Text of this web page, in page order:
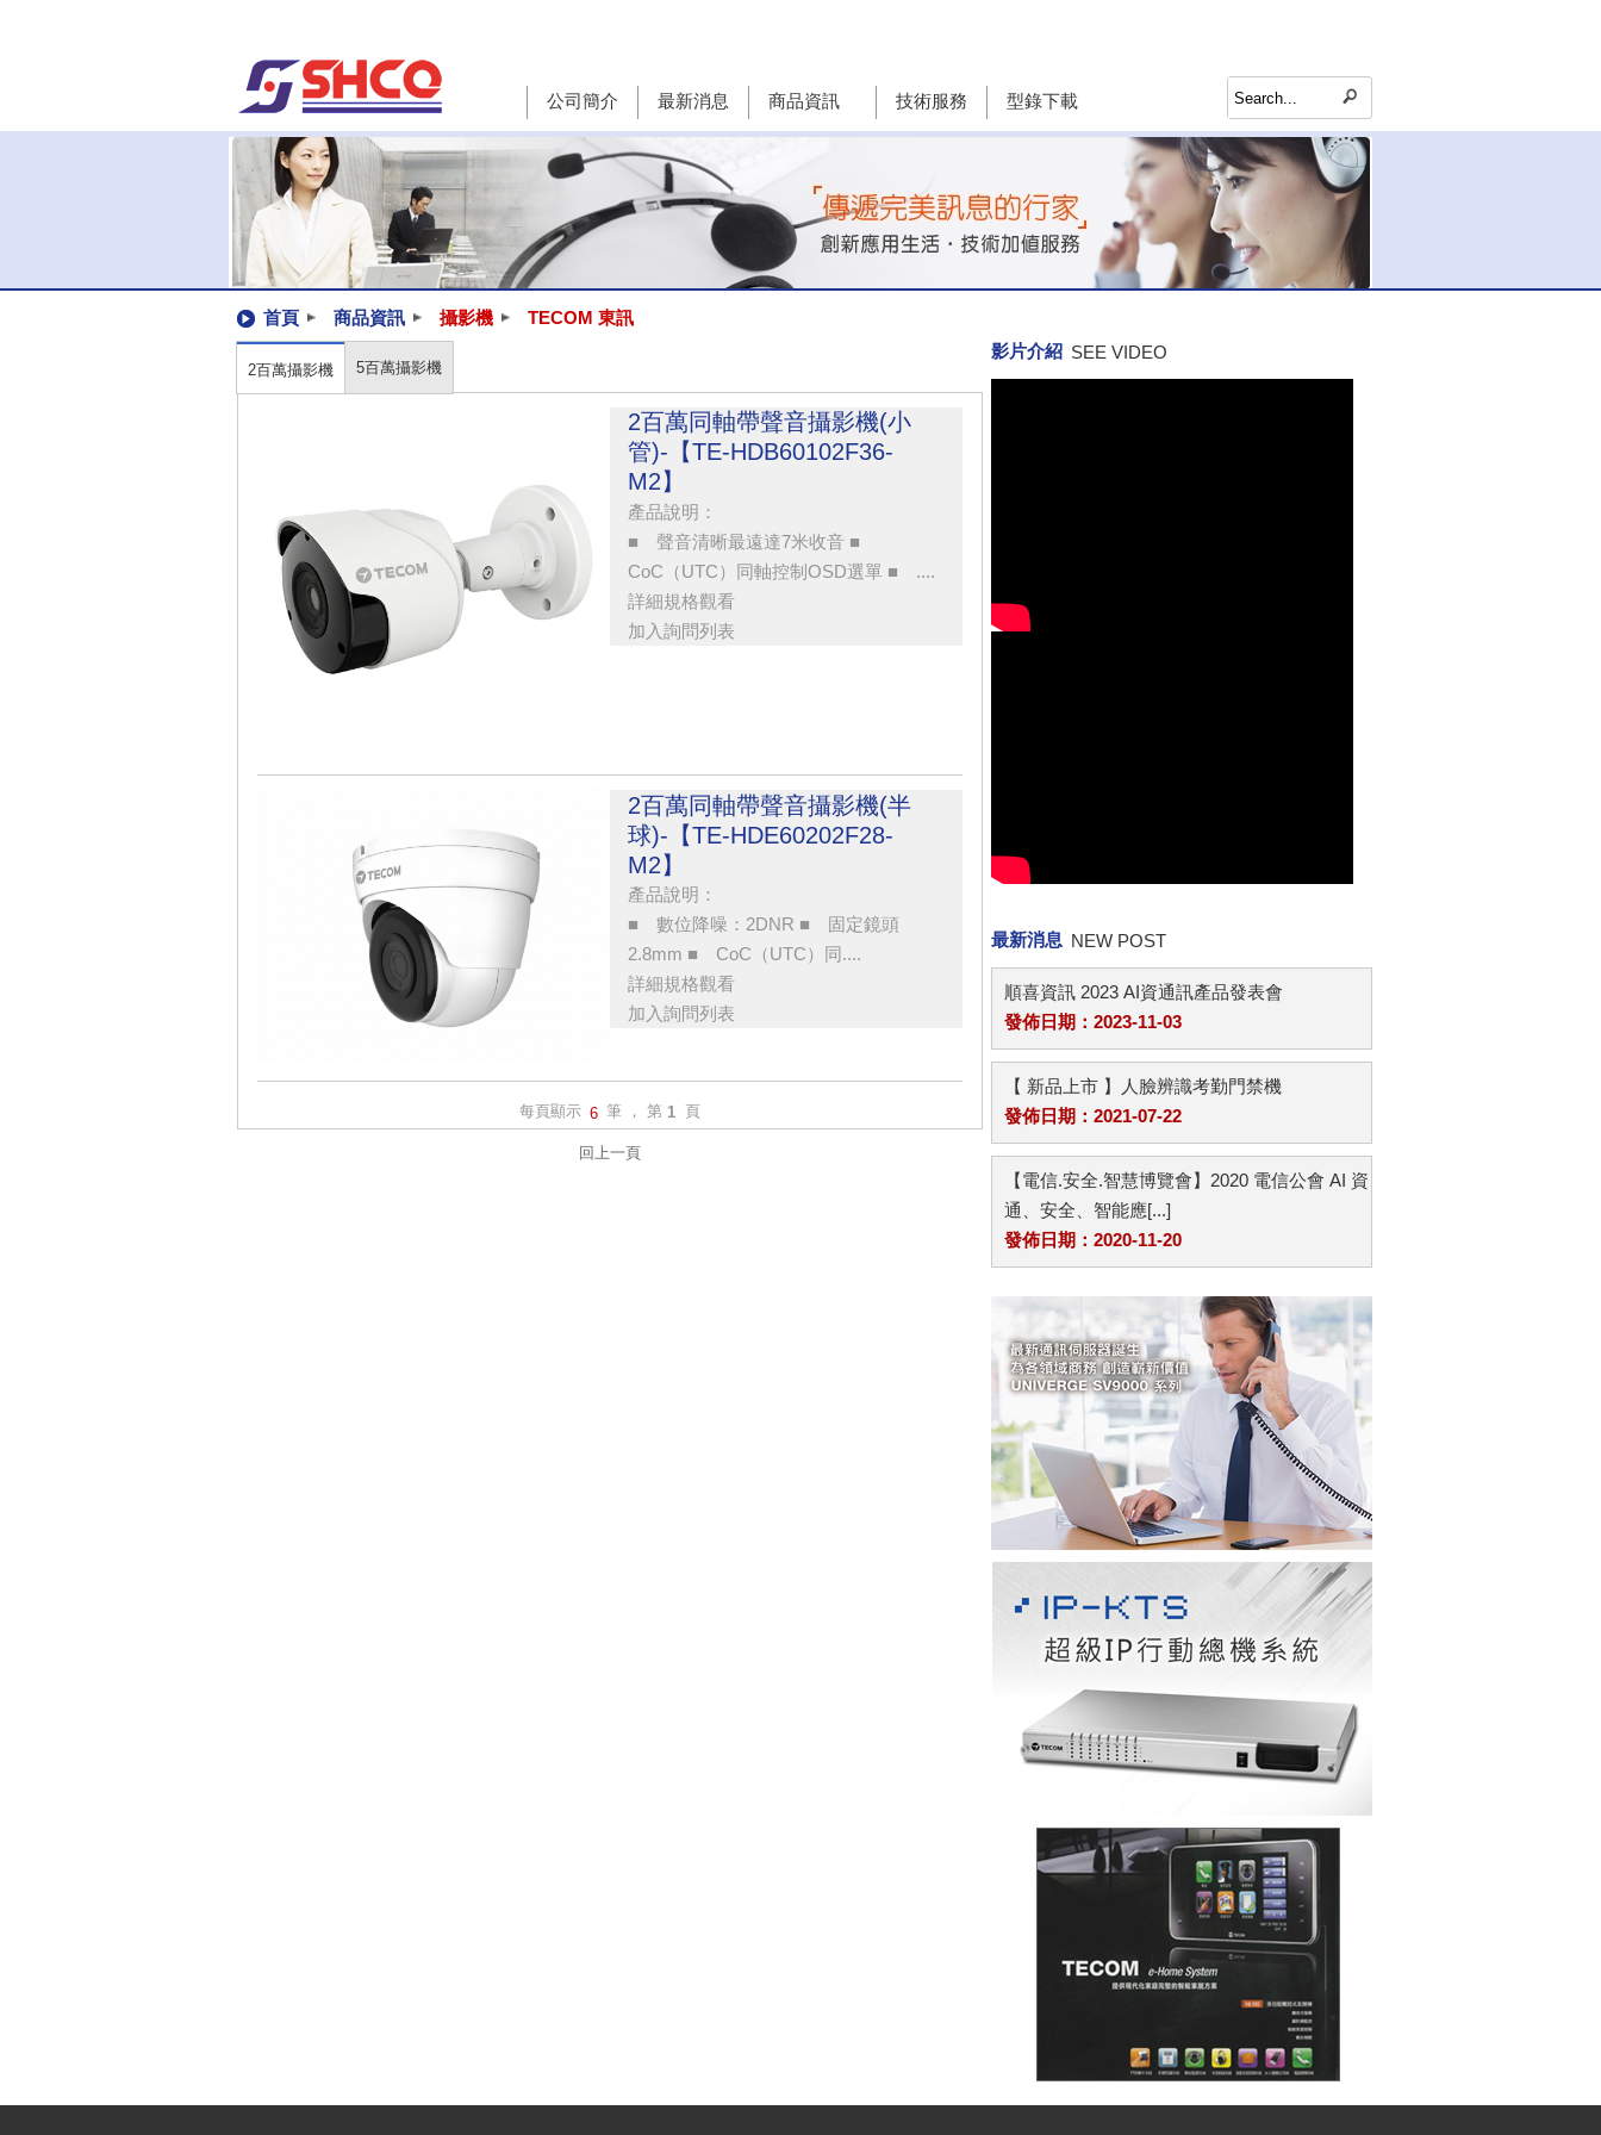
公司簡介 最新消息 商品資訊 技術服務 型錄下載
首頁 商品資訊 攝影機 TECOM 東訊
2百萬攝影機 5百萬攝影機
2百萬同軸帶聲音攝影機(小
管)-【TE-HDB60102F36-
M2】
產品說明：
■ 聲音清晰最遠達7米收音 ■
CoC（UTC）同軸控制OSD選單 ■ ....
詳細規格觀看
加入詢問列表
2百萬同軸帶聲音攝影機(半
球)-【TE-HDE60202F28-
M2】
產品說明：
■ 數位降噪：2DNR ■ 固定鏡頭
2.8mm ■ CoC（UTC）同....
詳細規格觀看
加入詢問列表
每頁顯示 6 筆 ， 第 1頁
回上一頁
影片介紹 SEE VIDEO
最新消息 NEW POST
順喜資訊 2023 AI資通訊產品發表會
發佈日期：2023-11-03
【 新品上市 】人臉辨識考勤門禁機
發佈日期：2021-07-22
【電信.安全.智慧博覽會】2020 電信公會 AI 資
通、安全、智能應[...]
發佈日期：2020-11-20